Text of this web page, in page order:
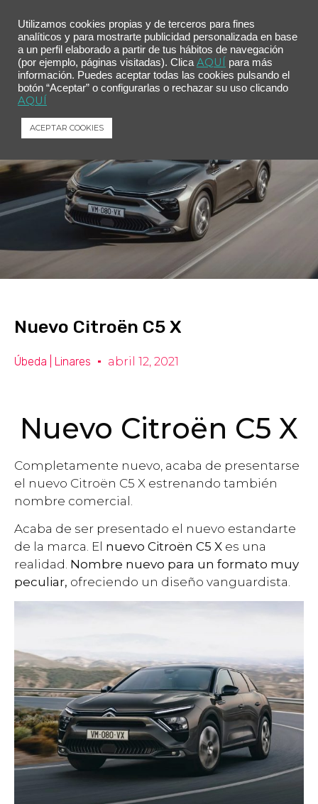
Nuevo Citroën C5 X
Úbeda | Linares abril 12, 2021
Nuevo Citroën C5 X
Completamente nuevo, acaba de presentarse
el nuevo Citroën C5 X estrenando también
nombre comercial.
Acaba de ser presentado el nuevo estandarte
de la marca. El nuevo Citroën C5 X es una
realidad. Nombre nuevo para un formato muy
peculiar, ofreciendo un diseño vanguardista.
Utilizamos cookies propias y de terceros para fines
analíticos y para mostrarte publicidad personalizada en base
a un perfil elaborado a partir de tus hábitos de navegación
(por ejemplo, páginas visitadas). Clica AQUÍ para más
información. Puedes aceptar todas las cookies pulsando el
botón “Aceptar” o configurarlas o rechazar su uso clicando
AQUÍ
ACEPTAR COOKIES